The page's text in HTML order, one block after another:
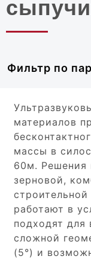
Фильтр по
материалов
массы в
60м. Решения
зерновой,
работают в
подходят для
сложной
(5°) и